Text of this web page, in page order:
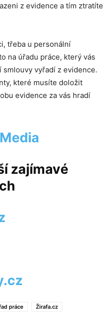
z evidence a tím ztratíte
třeba u personální
na úřadu práce, který vás
smlouvy vyřadí z evidence.
které musíte doložit
evidence za vás hradí
zajímavé
práce Žirafa.cz